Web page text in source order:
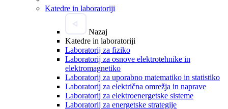
Katedre in laboratoriji
Nazaj
Katedre in laboratoriji
Laboratorij za fiziko
Laboratorij za osnove elektrotehnike in
elektromagnetiko
Laboratorij za uporabno matematiko in statistiko
Laboratorij za električna omrežja in naprave
Laboratorij za elektroenergetske sisteme
Laboratorij za energetske strategije